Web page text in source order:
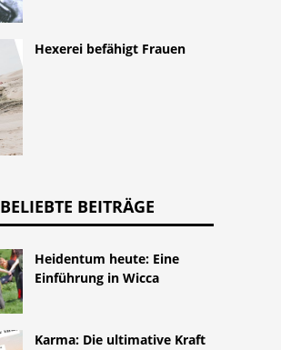
Hexerei befähigt Frauen
BELIEBTE BEITRÄGE
Heidentum heute: Eine
Einführung in Wicca
Karma: Die ultimative Kraft